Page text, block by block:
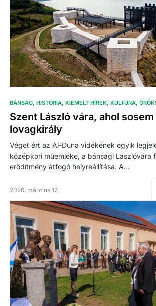
BÁNSÁG HISTÓRIA KIEMELT HÍREK KULTÚRA
Szent László vára, ahol
lovagkirály
Véget ért az Al-Duna vidékének egyik
középkori műemléke, a bánsági Lászlóvára
erődítmény átfogó helyreállítása. A…
2026. március 17.